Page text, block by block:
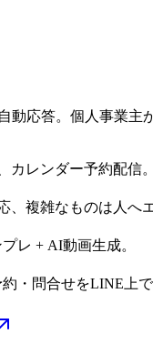
動応答。個人事業主
カレンダー予約配信。
、複雑なものは人へ
レ + AI動画生成。
・問合せをLINE上で